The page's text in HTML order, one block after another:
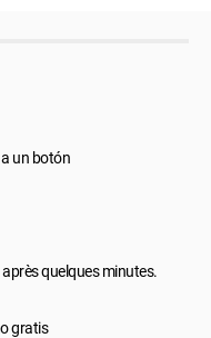
un botón
quelques minutes.
gratis